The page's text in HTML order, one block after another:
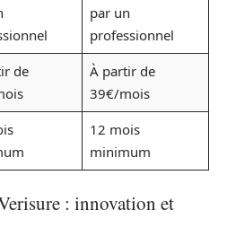
par un
professionnel
de
À partir de
39€/mois
12 mois
minimum
: innovation et